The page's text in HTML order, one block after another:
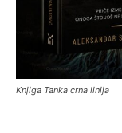
Knjiga Tanka crna linija